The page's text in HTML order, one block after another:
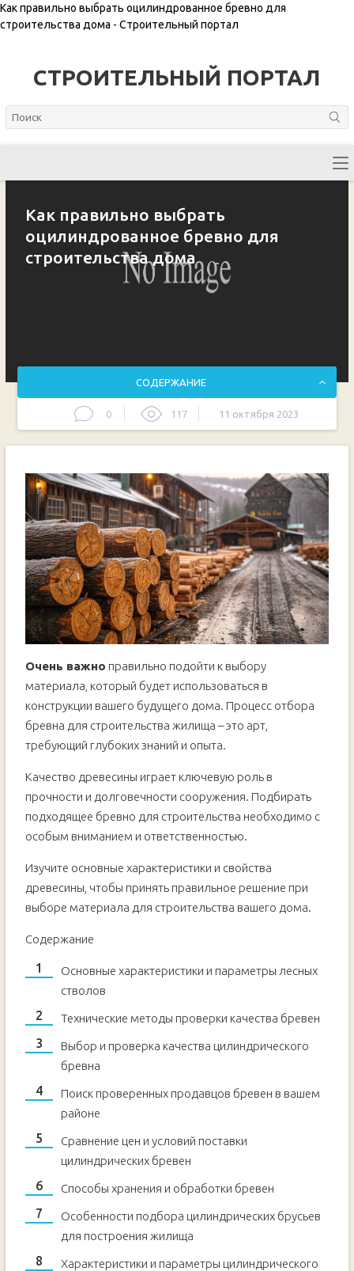
Как правильно выбрать оцилиндрованное бревно для
строительства дома - Строительный портал
СТРОИТЕЛЬНЫЙ ПОРТАЛ
Как правильно выбрать
оцилиндрованное бревно для
строительства дома
СОДЕРЖАНИЕ
0 117 11 октября 2023
Выбор и проверка качества цилиндрического бревна
Поиск проверенных продавцов бревен в вашем районе
Сравнение цен и условий поставки цилиндрических
бревен
Способы хранения и обработки бревен
Особенности подбора цилиндрических брусьев для
построения жилища
Характеристики и параметры цилиндрического бруса
Видео:
бревно
Очень важно правильно подойти к выбору
материала, который будет использоваться в
конструкции вашего будущего дома. Процесс отбора
бревна для строительства жилища – это арт,
требующий глубоких знаний и опыта.
Качество древесины играет ключевую роль в
прочности и долговечности сооружения. Подбирать
подходящее бревно для строительства необходимо с
особым вниманием и ответственностью.
Изучите основные характеристики и свойства
древесины, чтобы принять правильное решение при
выборе материала для строительства вашего дома.
Содержание
Основные характеристики и параметры лесных
стволов
Технические методы проверки качества бревен
Выбор и проверка качества цилиндрического
бревна
Поиск проверенных продавцов бревен в вашем
районе
Сравнение цен и условий поставки
цилиндрических бревен
Способы хранения и обработки бревен
Особенности подбора цилиндрических брусьев
для построения жилища
Характеристики и параметры цилиндрического